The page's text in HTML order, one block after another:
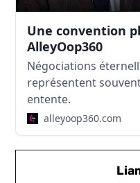
Une convention
AlleyOop360
Négociations
représentent
entente.
alleyoop360.com